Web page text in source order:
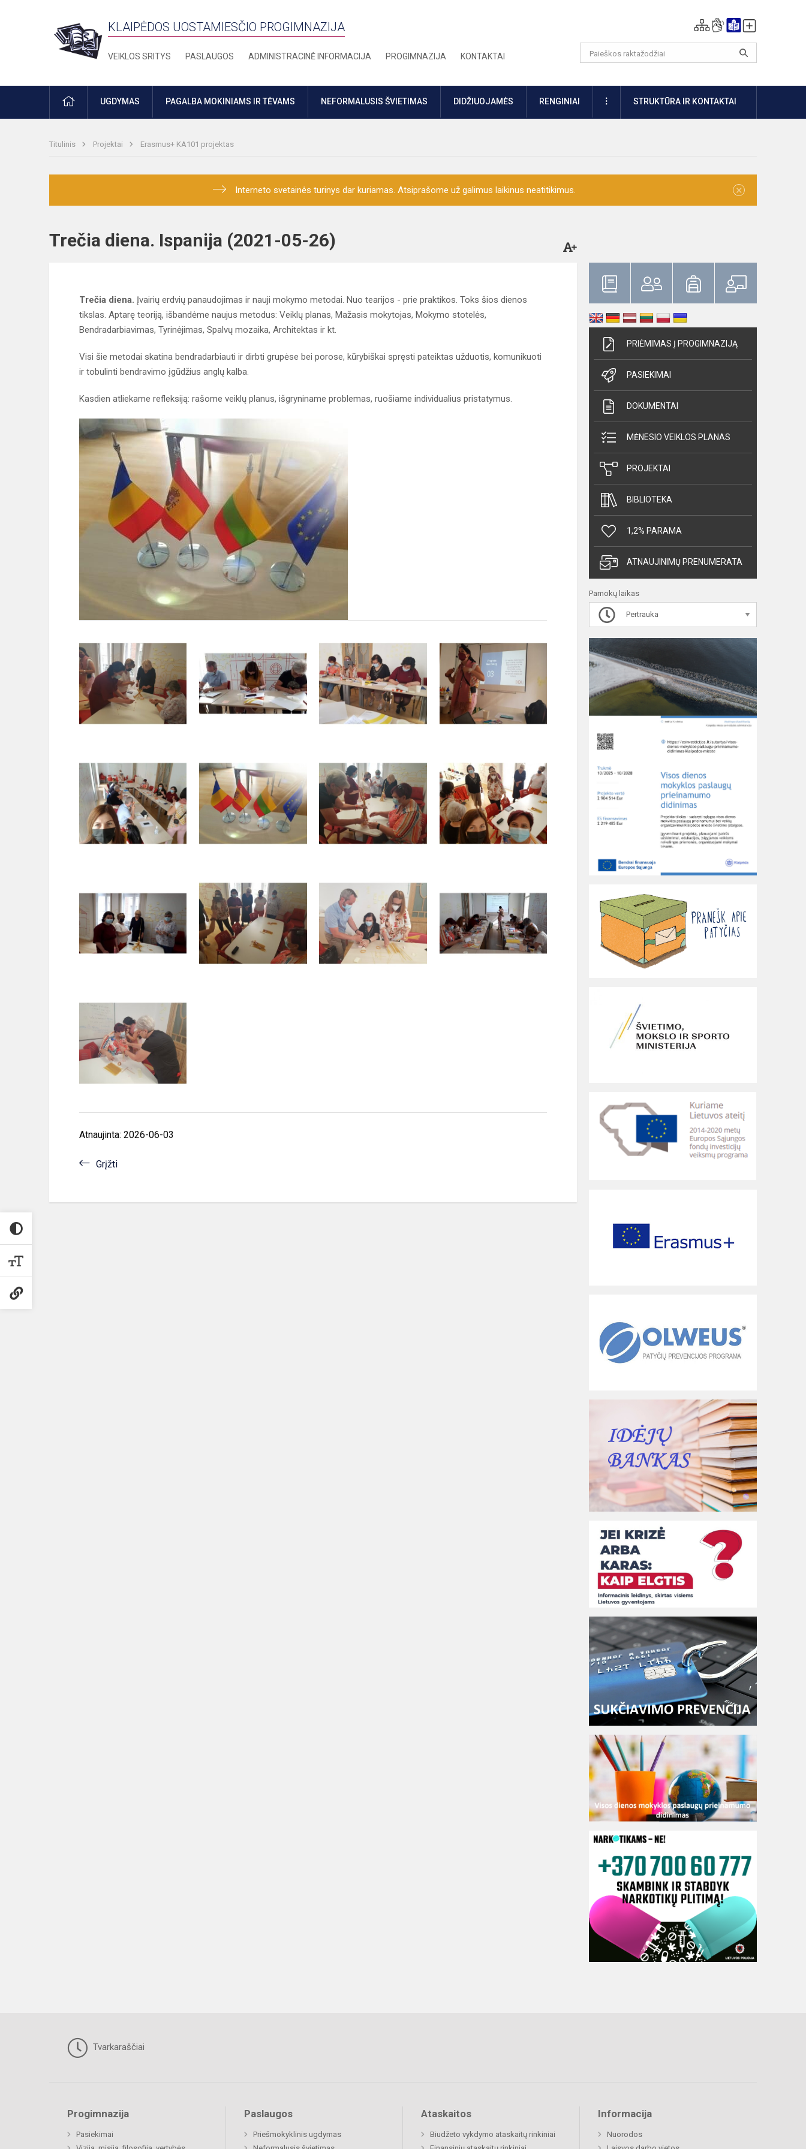
KLAIPĖDOS UOSTAMIESČIO PROGIMNAZIJA
VEIKLOS SRITYS PASLAUGOS ADMINISTRACINĖ INFORMACIJA PROGIMNAZIJA KONTAKTAI
PRADŽIAUGDYMAS PAGALBA MOKINIAMS IR TĖVAMS NEFORMALUSIS ŠVIETIMAS DIDŽIUOJAMĖS RENGINIAI DAUGIAUSTRUKTŪRA IR KONTAKTAI
Titulinis Projektai Erasmus+ KA101 projektas
Interneto svetainės turinys dar kuriamas. Atsiprašome už galimus laikinus neatitikimus. ×
Trečia diena. Ispanija (2021-05-26)
Trečia diena. Įvairių erdvių panaudojimas ir nauji mokymo metodai. Nuo tearijos - prie praktikos. Toks šios dienos
tikslas. Aptarę teoriją, išbandėme naujus metodus: Veiklų planas, Mažasis mokytojas, Mokymo stotelės,
Bendradarbiavimas, Tyrinėjimas, Spalvų mozaika, Architektas ir kt.
Visi šie metodai skatina bendradarbiauti ir dirbti grupėse bei porose, kūrybiškai spręsti pateiktas užduotis, komunikuoti
ir tobulinti bendravimo įgūdžius anglų kalba.
Kasdien atliekame refleksiją: rašome veiklų planus, išgryniname problemas, ruošiame individualius pristatymus.
Atnaujinta: 2026-06-03
Grįžti
PRIĖMIMAS Į PROGIMNAZIJĄ
PASIEKIMAI
DOKUMENTAI
MĖNESIO VEIKLOS PLANAS
PROJEKTAI
BIBLIOTEKA
1,2% PARAMA
ATNAUJINIMŲ PRENUMERATA
Pamokų laikas
Pertrauka
Tvarkaraščiai
Progimnazija
Pasiekimai
Paslaugos
Priešmokyklinis ugdymas
Ataskaitos
Biudžeto vykdymo ataskaitų rinkiniai
Informacija
Nuorodos